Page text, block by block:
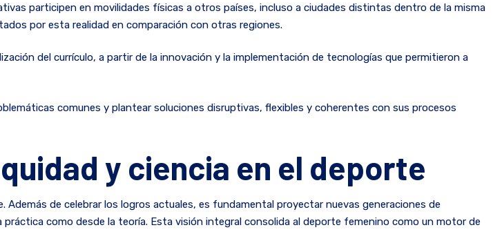
participen en movilidades físicas a otros países, incluso a ciudades distintas dentro de la misma
por esta realidad en comparación con otras regiones.
del currículo, a partir de la innovación y la implementación de tecnologías que permitieron a
comunes y plantear soluciones disruptivas, flexibles y coherentes con sus procesos
y ciencia en el deporte
de celebrar los logros actuales, es fundamental proyectar nuevas generaciones de
como desde la teoría. Esta visión integral consolida al deporte femenino como un motor de